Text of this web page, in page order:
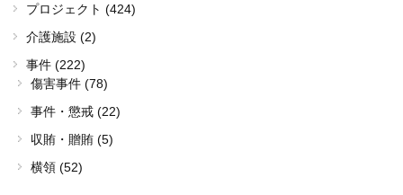
プロジェクト (424)
介護施設 (2)
事件 (222)
傷害事件 (78)
事件・懲戒 (22)
収賄・贈賄 (5)
横領 (52)